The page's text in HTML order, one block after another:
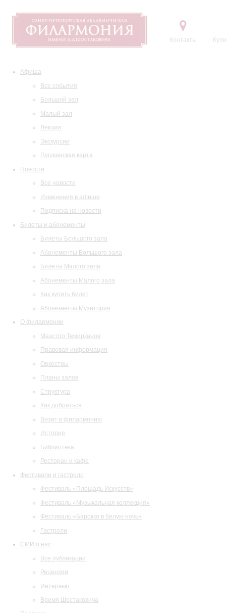
Контакты
Афиша
Все события
Большой зал
Малый зал
Лекции
Экскурсии
Пушкинская карта
Новости
Все новости
Изменения в афише
Подписка на новости
Билеты и абонементы
Билеты Большого зала
Абонементы Большого зала
Билеты Малого зала
Абонементы Малого зала
Как купить билет
Абонементы Музитория
О филармонии
Маэстро Темирканов
Правовая информация
Оркестры
Планы залов
Структура
Как добраться
Визит в филармонию
История
Библиотека
Ресторан и кафе
Фестивали и гастроли
Фестиваль «Площадь Искусств»
Фестиваль «Музыкальная коллекция»
Фестиваль «Барокко в белую ночь»
Гастроли
СМИ о нас
Все публикации
Рецензии
Интервью
Время Шостаковича